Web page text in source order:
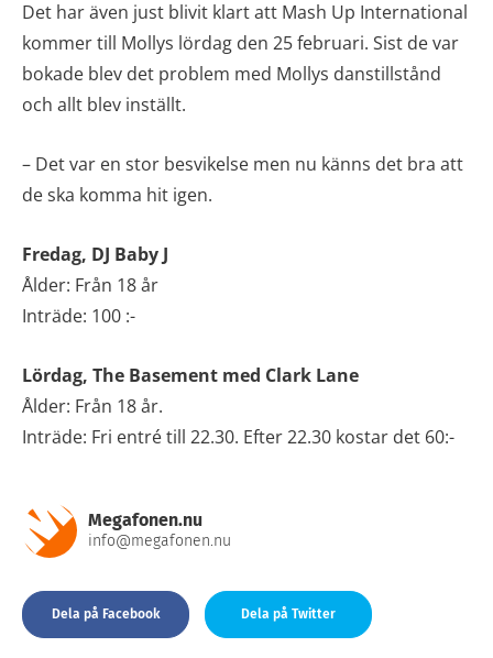
Det har även just blivit klart att Mash Up International
kommer till Mollys lördag den 25 februari. Sist de var
bokade blev det problem med Mollys danstillstånd
och allt blev inställt.
– Det var en stor besvikelse men nu känns det bra att
de ska komma hit igen.
Fredag, DJ Baby J
Ålder: Från 18 år
Inträde: 100 :-
Lördag, The Basement med Clark Lane
Ålder: Från 18 år.
Inträde: Fri entré till 22.30. Efter 22.30 kostar det 60:-
Megafonen.nu
info@megafonen.nu
Dela på Facebook Dela på Twitter